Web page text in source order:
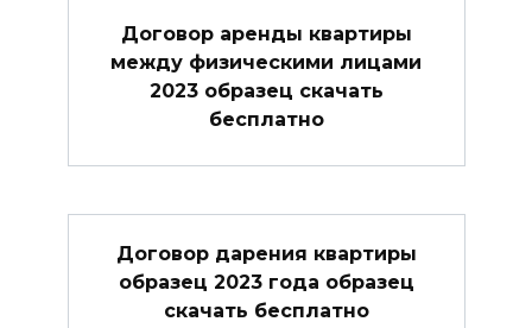
Договор аренды квартиры
между физическими лицами
2023 образец скачать
бесплатно
Договор дарения квартиры
образец 2023 года образец
скачать бесплатно